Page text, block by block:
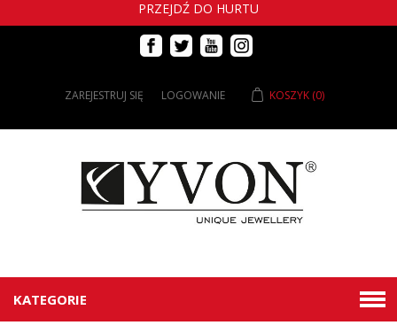
PRZEJDŹ DO HURTU
ZAREJESTRUJ SIĘ LOGOWANIE KOSZYK (0)
KATEGORIE